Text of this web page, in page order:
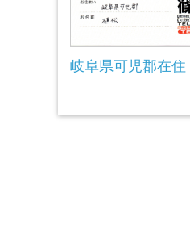
岐阜県可児郡在住